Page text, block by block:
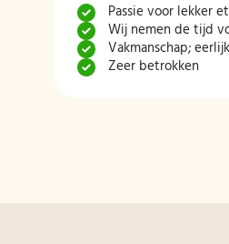
Passie voor lekker
Wij nemen de tijd
Vakmanschap;
Zeer betrokken